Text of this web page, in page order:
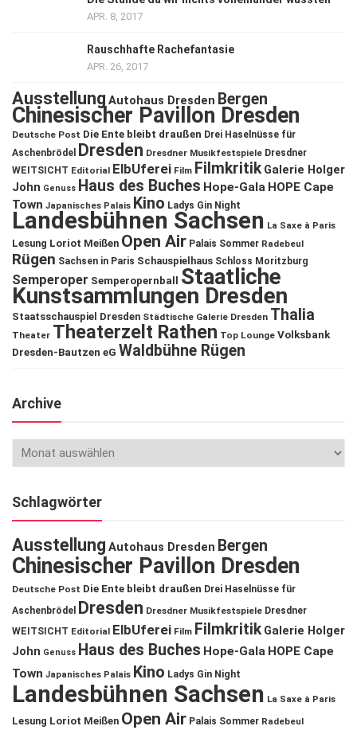
APR. 8, 2017
Rauschhafte Rachefantasie
APR. 26, 2017
Ausstellung Autohaus Dresden Bergen
Chinesischer Pavillon Dresden
Deutsche Post Die Ente bleibt draußen Drei Haselnüsse für
Aschenbrödel
Dresden Dresdner Musikfestspiele Dresdner
WEITSICHT Editorial ElbUferei Film Filmkritik Galerie Holger
John Genuss Haus des Buches Hope-Gala HOPE Cape
Town Japanisches Palais Kino Ladys Gin Night
Landesbühnen Sachsen La Saxe à Paris
Lesung Loriot Meißen Open Air Palais Sommer Radebeul
Rügen Sachsen in Paris Schauspielhaus Schloss Moritzburg
Semperoper Semperopernball Staatliche
Kunstsammlungen Dresden
Staatsschauspiel Dresden Städtische Galerie Dresden Thalia
Theater Theaterzelt Rathen Top Lounge Volksbank
Dresden-Bautzen eG Waldbühne Rügen
Archive
Schlagwörter
Ausstellung Autohaus Dresden Bergen
Chinesischer Pavillon Dresden
Deutsche Post Die Ente bleibt draußen Drei Haselnüsse für
Aschenbrödel
Dresden Dresdner Musikfestspiele Dresdner
WEITSICHT Editorial ElbUferei Film Filmkritik Galerie Holger
John Genuss Haus des Buches Hope-Gala HOPE Cape
Town Japanisches Palais Kino Ladys Gin Night
Landesbühnen Sachsen La Saxe à Paris
Lesung Loriot Meißen Open Air Palais Sommer Radebeul